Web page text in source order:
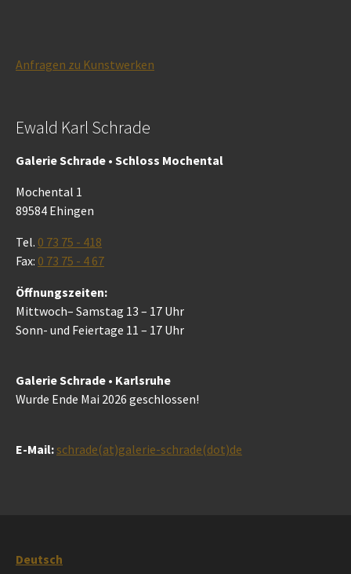
Anfragen zu Kunstwerken
Ewald Karl Schrade
Galerie Schrade • Schloss Mochental
Mochental 1
89584 Ehingen
Tel. 0 73 75 - 418
Fax: 0 73 75 - 4 67
Öffnungszeiten:
Mittwoch– Samstag 13 – 17 Uhr
Sonn- und Feiertage 11 – 17 Uhr
Galerie Schrade • Karlsruhe
Wurde Ende Mai 2026 geschlossen!
E-Mail:schrade(at)galerie-schrade(dot)de
Deutsch